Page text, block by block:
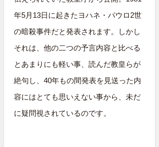
年5月13日に起きたヨハネ・パウロ2世
の暗殺事件だと発表されます。しかし
それは、他の二つの予言内容と比べる
とあまりにも軽い事、読んだ教皇らが
絶句し、40年もの間発表を見送った内
容にはとても思いえない事から、未だ
に疑問視されているのです。